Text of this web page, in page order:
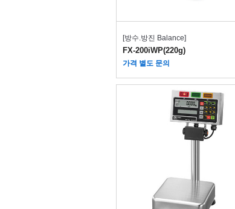
[방수.방진 Balance]
FX-200iWP(220g)
가격 별도 문의